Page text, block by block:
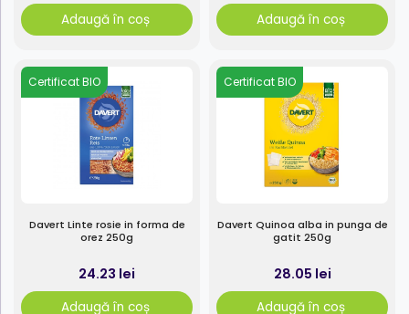
Adaugă în coș Adaugă în coș
Certificat BIO
Davert Linte rosie in forma de
orez 250g
24.23 lei
Adaugă în coș
Certificat BIO
Davert Quinoa alba in punga de
gatit 250g
28.05 lei
Adaugă în coș